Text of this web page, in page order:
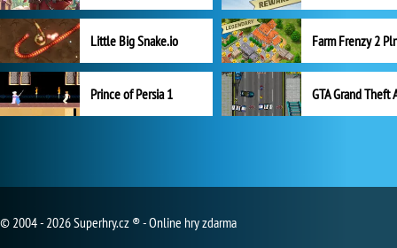
Little Big Snake.io
Prince of Persia 1 GTA Grand Theft
© 2004 - 2026 Superhry.cz ® - Online hry zdarma